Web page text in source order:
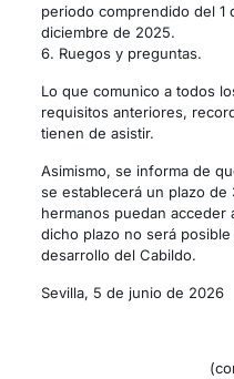
periodo comprendido del 1
diciembre de 2025.
6. Ruegos y preguntas.
Lo que comunico a todos
requisitos anteriores,
tienen de asistir.
Asimismo, se informa de
se establecerá un plazo de
hermanos puedan acceder
dicho plazo no será
desarrollo del Cabildo.
Sevilla, 5 de junio de 2026